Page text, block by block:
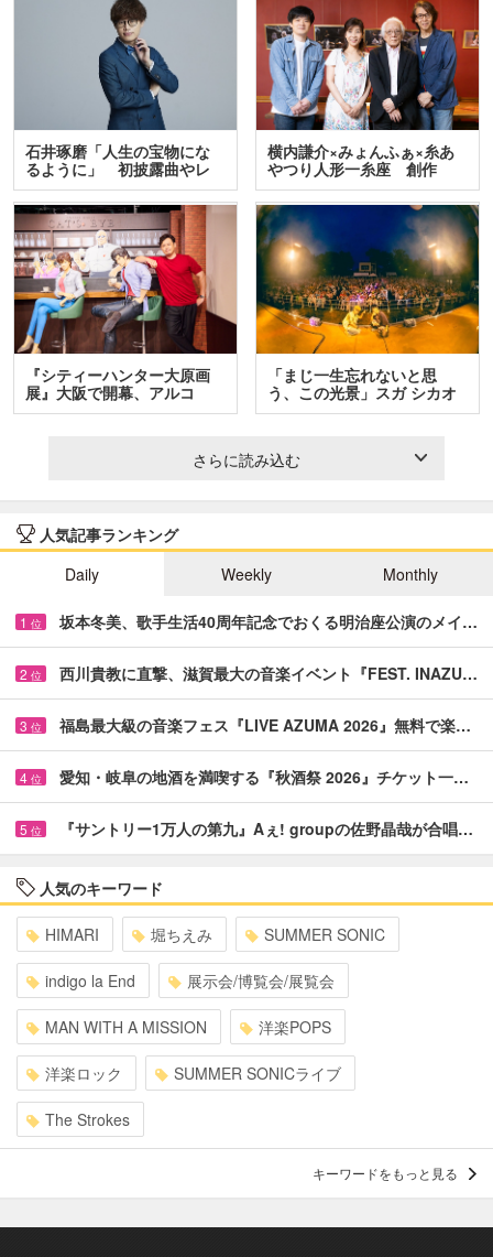
石井琢磨「人生の宝物にな
るように」 初披露曲やレ
ア…
横内謙介×みょんふぁ×糸あ
やつり人形一糸座 創作
人…
『シティーハンター大原画
展』大阪で開幕、アルコ
＆…
「まじ一生忘れないと思
う、この光景」スガ シカオ
と…
さらに読み込む
人気記事ランキング
Daily
Weekly Monthly
1 位 坂本冬美、歌手生活40周年記念でおくる明治座公演のメイ…
2 位 西川貴教に直撃、滋賀最大の音楽イベント『FEST. INAZU…
3 位 福島最大級の音楽フェス『LIVE AZUMA 2026』無料で楽…
4 位 愛知・岐阜の地酒を満喫する『秋酒祭 2026』チケット一…
5 位 『サントリー1万人の第九』Aぇ! groupの佐野晶哉が合唱…
人気のキーワード
HIMARI 堀ちえみ SUMMER SONIC
indigo la End 展示会/博覧会/展覧会
MAN WITH A MISSION 洋楽POPS
洋楽ロック SUMMER SONICライブ
The Strokes
キーワードをもっと見る